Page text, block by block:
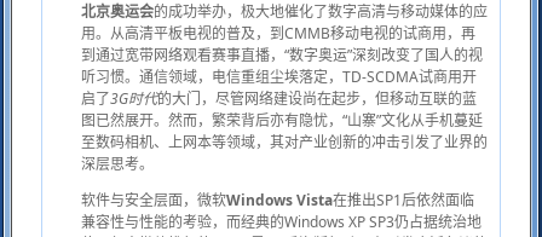
北京奥运会的成功举办，极大地催化了数字高清与移动媒体的应
用。从高清平板电视的普及，到CMMB移动电视的试商用，再
到通过宽带网络观看赛事直播，“数字奥运”深刻改变了国人的视
听习惯。通信领域，电信重组尘埃落定，TD-SCDMA试商用开
启了3G时代的大门，尽管网络建设尚在起步，但移动互联的蓝
图已然展开。然而，繁荣背后亦有隐忧，“山寨”文化从手机蔓延
至数码相机、上网本等领域，其对产业创新的冲击引发了业界的
深层思考。
软件与安全层面，微软Windows Vista在推出SP1后依然面临
兼容性与性能的考验，而经典的Windows XP SP3仍占据统治地